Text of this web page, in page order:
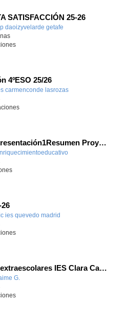
SATISFACCIÓN 25-26
daoizyvelarde getafe
4ºESO 25/26
carmenconde lasrozas-
G3A-3B-Presentación1Resumen Proyecto anual 25-26
-
ies quevedo madrid
Resumen extraescolares IES Clara Campoamor 25-26
G.